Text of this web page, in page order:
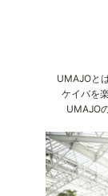
UMAJOと
ケイバを
UMAJO